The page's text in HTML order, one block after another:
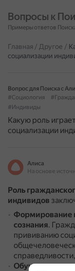
Вопросы к
Примеры ответов
Главная / Другое /
социализации
Вопрос для Поиска с
#Социология
#Индивиды
Какую роль
социализации
Алиса
Роль
индивидов
Формирование
сознания.
прививанию
Обучение